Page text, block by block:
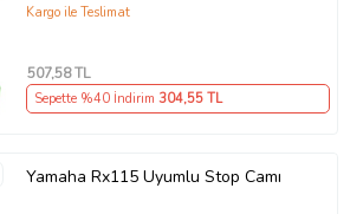
Kargo ile Teslimat
507,58 TL
Sepette %40 İndirim 304,55 TL
Yamaha Rx115 Uyumlu Stop Camı